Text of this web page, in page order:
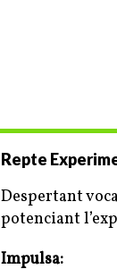
Repte
Despertant
potenciant
Impulsa: